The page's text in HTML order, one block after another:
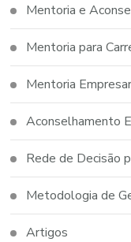
Mentoria e
Mentoria para
Mentoria
Aconselhamento
Rede de Decisão
Metodologia de
Artigos